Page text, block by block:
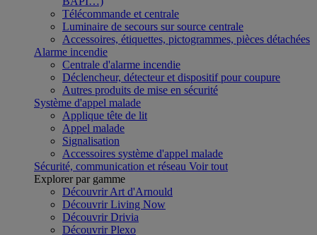
Télécommande et centrale
Luminaire de secours sur source centrale
Accessoires, étiquettes, pictogrammes, pièces détachées
Alarme incendie
Centrale d'alarme incendie
Déclencheur, détecteur et dispositif pour coupure
Autres produits de mise en sécurité
Système d'appel malade
Applique tête de lit
Appel malade
Signalisation
Accessoires système d'appel malade
Sécurité, communication et réseau Voir tout
Explorer par gamme
Découvrir Art d'Arnould
Découvrir Living Now
Découvrir Drivia
Découvrir Plexo